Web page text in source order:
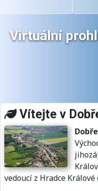
Virtuální
Vítejte v
vedoucí z Hradce Králové